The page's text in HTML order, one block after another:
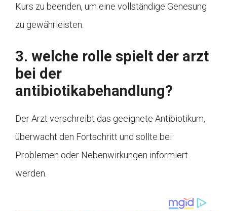
Kurs zu beenden, um eine vollständige Genesung
zu gewährleisten.
3. welche rolle spielt der arzt
bei der
antibiotikabehandlung?
Der Arzt verschreibt das geeignete Antibiotikum,
überwacht den Fortschritt und sollte bei
Problemen oder Nebenwirkungen informiert
werden.